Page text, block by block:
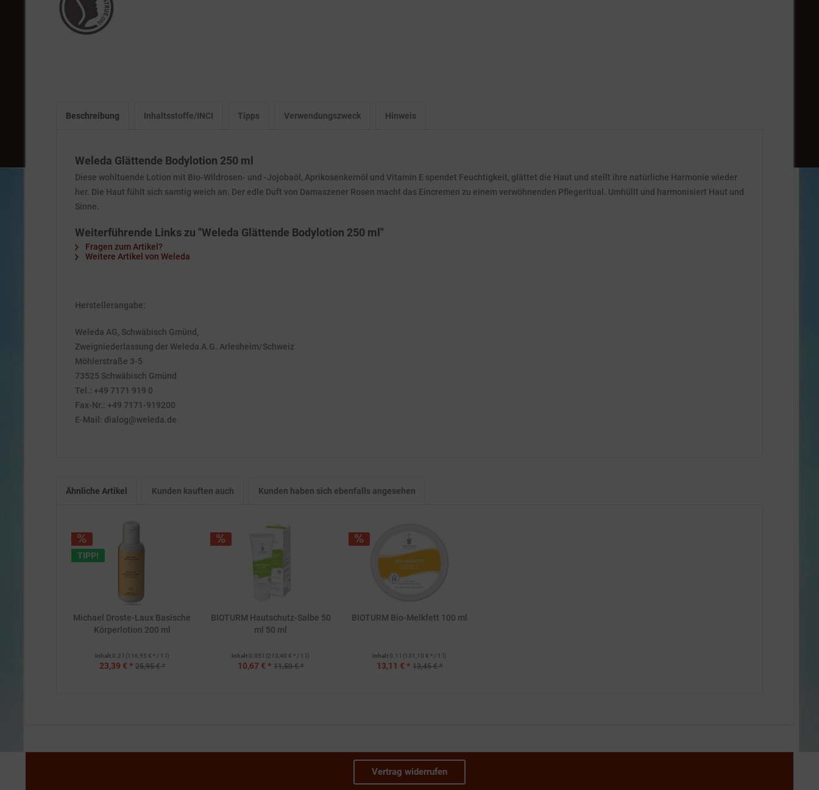
Beschreibung Inhaltsstoffe/INCI Tipps Verwendungszweck Hinweis
Weleda Glättende Bodylotion 250 ml
Diese wohltuende Lotion mit Bio-Wildrosen- und -Jojobaöl, Aprikosenkernöl und Vitamin E spendet Feuchtigkeit, glättet die Haut und stellt ihre natürliche Harmonie wieder
her. Die Haut fühlt sich samtig weich an. Der edle Duft von Damaszener Rosen macht das Eincremen zu einem verwöhnenden Pflegeritual. Umhüllt und harmonisiert Haut und
Sinne.
Weiterführende Links zu "Weleda Glättende Bodylotion 250 ml"
Fragen zum Artikel?
Weitere Artikel von Weleda
Herstellerangabe:
Weleda AG, Schwäbisch Gmünd,
Zweigniederlassung der Weleda A.G. Arlesheim/Schweiz
Möhlerstraße 3-5
73525 Schwäbisch Gmünd
Tel.: +49 7171 919 0
Fax-Nr.: +49 7171-919200
E-Mail: dialog@weleda.de
Ähnliche Artikel Kunden kauften auch Kunden haben sich ebenfalls angesehen
TIPP!
Michael Droste-Laux Basische
Körperlotion 200 ml
Inhalt 0.2 l (116,95 € * / 1 l)
23,39 € * 25,95 € *
BIOTURM Hautschutz-Salbe 50
ml 50 ml
Inhalt 0.05 l (213,40 € * / 1 l)
10,67 € * 11,50 € *
BIOTURM Bio-Melkfett 100 ml
Inhalt 0.1 l (131,10 € * / 1 l)
13,11 € * 13,45 € *
Vertrag widerrufen